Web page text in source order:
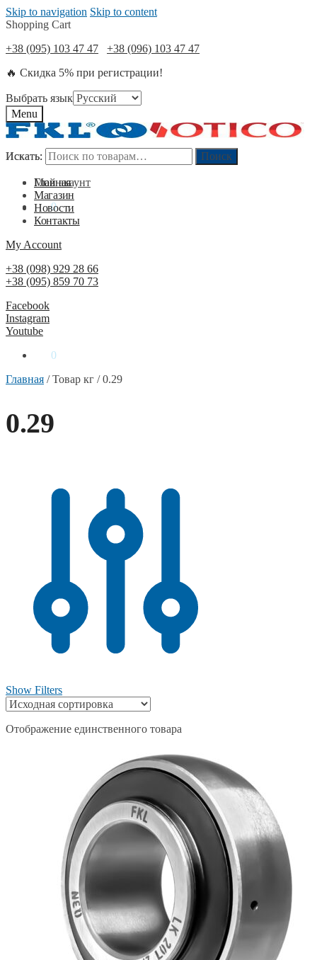
Skip to navigation Skip to content
Shopping Cart
+38 (095) 103 47 47
+38 (096) 103 47 47
🔥 Скидка 5% при регистрации!
Выбрать язык
Menu
Искать: Поиск
Мой акаунт
0₴ 0
Искать: Поиск
Главная
Магазин
Новости
Контакты
My Account
+38 (098) 929 28 66
+38 (095) 859 70 73
Facebook
Instagram
Youtube
0
Главная /Товар кг /0.29
0.29
Show Filters
Отображение единственного товара